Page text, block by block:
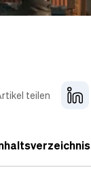
teilen